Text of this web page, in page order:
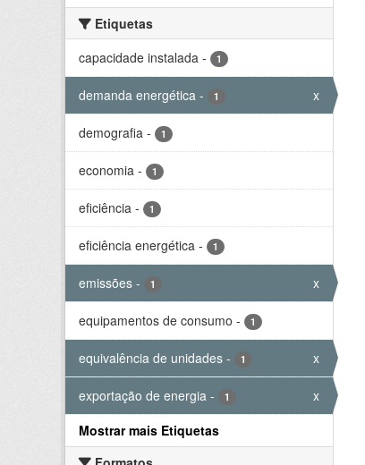
Etiquetas
capacidade instalada - 1
demanda energética - 1 x
demografia - 1
economia - 1
eficiência - 1
eficiência energética - 1
emissões - 1 x
equipamentos de consumo - 1
equivalência de unidades - 1 x
exportação de energia - 1
x
Mostrar mais Etiquetas